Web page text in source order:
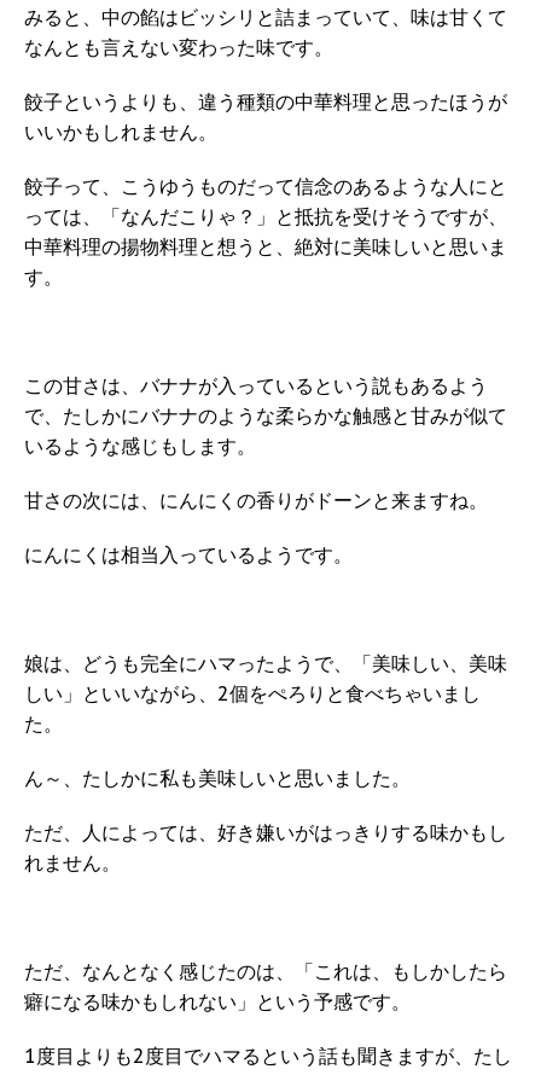
みると、中の餡はビッシリと詰まっていて、味は甘くて
なんとも言えない変わった味です。
餃子というよりも、違う種類の中華料理と思ったほうが
いいかもしれません。
餃子って、こうゆうものだって信念のあるような人にと
っては、「なんだこりゃ？」と抵抗を受けそうですが、
中華料理の揚物料理と想うと、絶対に美味しいと思いま
す。
この甘さは、バナナが入っているという説もあるよう
で、たしかにバナナのような柔らかな触感と甘みが似て
いるような感じもします。
甘さの次には、にんにくの香りがドーンと来ますね。
にんにくは相当入っているようです。
娘は、どうも完全にハマったようで、「美味しい、美味
しい」といいながら、2個をぺろりと食べちゃいまし
た。
ん～、たしかに私も美味しいと思いました。
ただ、人によっては、好き嫌いがはっきりする味かもし
れません。
ただ、なんとなく感じたのは、「これは、もしかしたら
癖になる味かもしれない」という予感です。
1度目よりも2度目でハマるという話も聞きますが、たし